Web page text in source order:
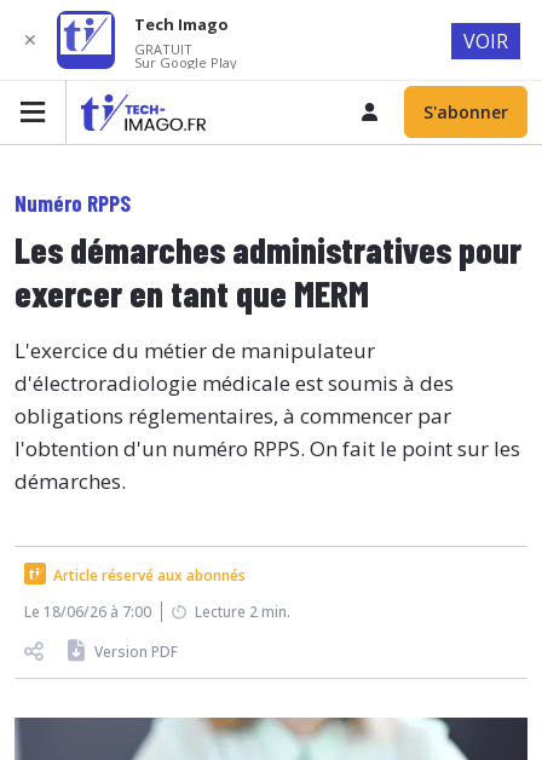
S'abonner
Numéro RPPS
Les démarches administratives pour
exercer en tant que MERM
L'exercice du métier de manipulateur
d'électroradiologie médicale est soumis à des
obligations réglementaires, à commencer par
l'obtention d'un numéro RPPS. On fait le point sur les
démarches.
Article réservé aux abonnés
Le 18/06/26 à 7:00
Lecture 2 min.
Version PDF
✕
Tech Imago
GRATUIT
Sur Google Play
VOIR